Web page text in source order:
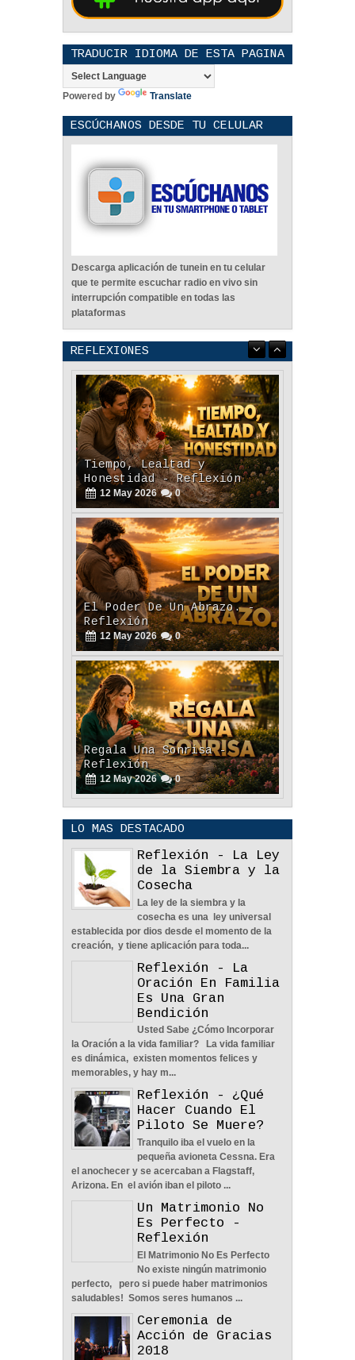
TRADUCIR IDIOMA DE ESTA PAGINA
Powered by Translate
ESCÚCHANOS DESDE TU CELULAR
Descarga aplicación de tunein en tu celular
que te permite escuchar radio en vivo sin
interrupción compatible en todas las
plataformas
REFLEXIONES
Tiempo, Lealtad y
Honestidad - Reflexión
12 May 2026 0
El Poder De Un Abrazo. -
Reflexión
12 May 2026 0
Regala Una Sonrisa -
Reflexión
12 May 2026 0
POLÍTICA DE PRIVACIDAD
2023 0
La Amistad y el Noviazgo -
Reflexión
04 Jun 2022 0
Nos Toca Escoger El
Camino, Fácil O Difícil -
2022 0
Pesar De Las
Circunstancias - Reflexión
04 Jun 2022
LO MAS DESTACADO
Reflexión - La Ley
de la Siembra y la
Cosecha
La ley de la siembra y la
cosecha es una ley universal
establecida por dios desde el momento de la
creación, y tiene aplicación para toda...
Reflexión - La
Oración En Familia
Es Una Gran
Bendición
Usted Sabe ¿Cómo Incorporar
la Oración a la vida familiar? La vida familiar
es dinámica, existen momentos felices y
memorables, y hay m...
Reflexión - ¿Qué
Hacer Cuando El
Piloto Se Muere?
Tranquilo iba el vuelo en la
pequeña avioneta Cessna. Era
el anochecer y se acercaban a Flagstaff,
Arizona. En el avión iban el piloto ...
Un Matrimonio No
Es Perfecto -
Reflexión
El Matrimonio No Es Perfecto
No existe ningún matrimonio
perfecto, pero si puede haber matrimonios
saludables! Somos seres humanos ...
Ceremonia de
Acción de Gracias
2018